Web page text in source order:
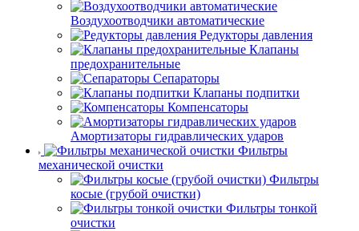
Воздухоотводчики автоматические
Редукторы давления
Клапаны
предохранительные
Сепараторы
Клапаны подпитки
Компенсаторы
Амортизаторы гидравлических ударов
Фильтры
механической очистки
Фильтры
косые (грубой очистки)
Фильтры тонкой
очистки